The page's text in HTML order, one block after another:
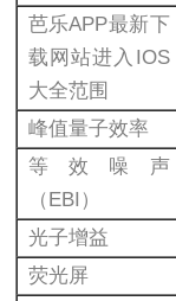
芭乐APP最新下
载网站进入IOS
大全范围
峰值量子效率
等效噪声
（EBI）
光子增益
荧光屏